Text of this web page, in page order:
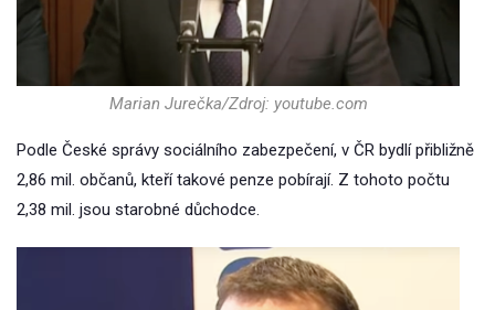
Marian Jurečka/Zdroj: youtube.com
Podle České správy sociálního zabezpečení, v ČR bydlí přibližně
2,86 mil. občanů, kteří takové penze pobírají. Z tohoto počtu
2,38 mil. jsou starobné důchodce.